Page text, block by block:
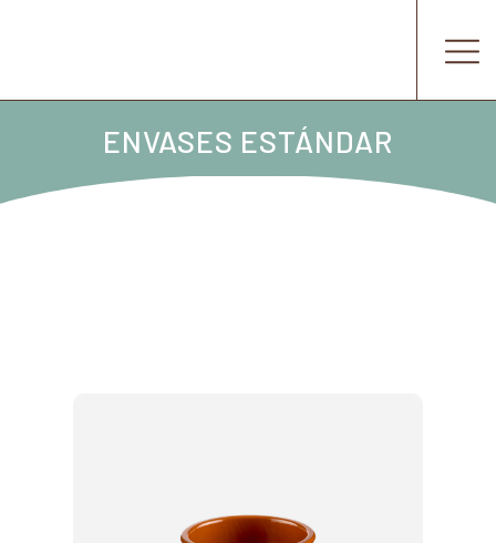
ENVASES ESTÁNDAR